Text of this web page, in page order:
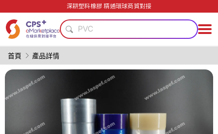
深耕塑料橡膠 精通環球商貿對接
再生料加工
PVC
輕量化
高阻隔
PET
PP
數字化生產
再生料加工
首頁 產品詳情